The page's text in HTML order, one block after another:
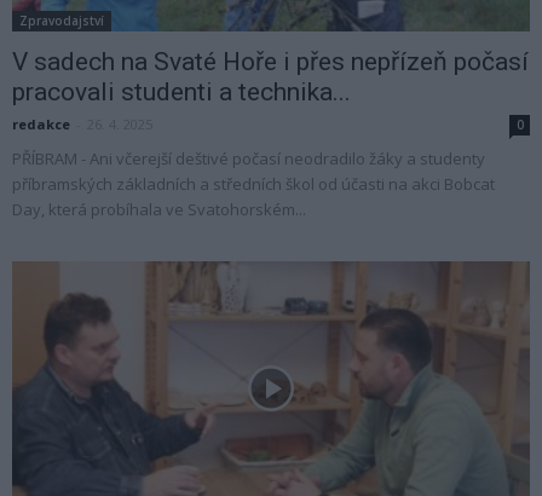
Zpravodajství
V sadech na Svaté Hoře i přes nepřízeň počasí
pracovali studenti a technika...
redakce 0
PŘÍBRAM - Ani včerejší deštivé počasí neodradilo žáky a studenty
příbramských základních a středních škol od účasti na akci Bobcat
Day, která probíhala ve Svatohorském...